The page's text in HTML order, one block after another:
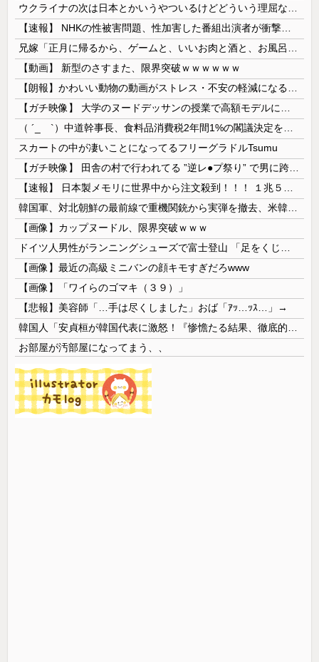
【動画】 新型のさすまた、限界突破ｗｗｗｗｗｗ
スカートの中が凄いことになってるフリーグラドルTsumu
【画像】カップヌードル、限界突破ｗｗｗ
【画像】最近の高級ミニバンの顔キモすぎだろwww
【画像】「ワイらのゴマキ（３９）」
【悲報】美容師「…手は尽くしました」おば「ｱｯ…ｯｽ…」→
お部屋が汚部屋になってまう、、